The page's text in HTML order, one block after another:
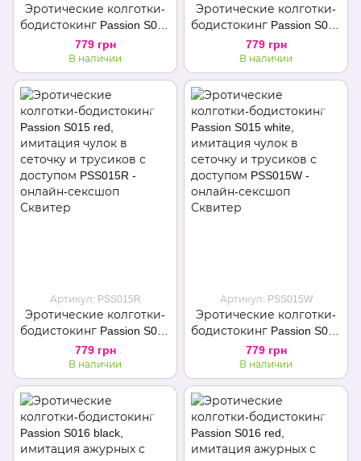
Эротические колготки-
бодистокинг Passion S014
white, имитация чулок в
сеточку и пояса
779 грн
В наличии
Эротические колготки-
бодистокинг Passion S014
red, имитация чулок в
сеточку и пояса
779 грн
В наличии
Артикул: PSS015R
Эротические колготки-
бодистокинг Passion S015
red, имитация чулок в
сеточку и трусиков с
доступом
779 грн
В наличии
Артикул: PSS015W
Эротические колготки-
бодистокинг Passion S015
white, имитация чулок в
сеточку и трусиков с
доступом
779 грн
В наличии